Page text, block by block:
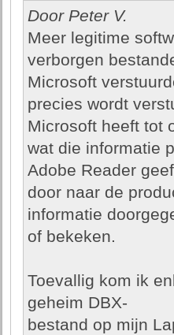
Door Peter V.
Meer legitime
verborgen
Microsoft
precies wordt
Microsoft heeft tot
wat die informatie
Adobe Reader
door naar de
informatie
of bekeken.
Toevallig kom ik
geheim DBX-
bestand op mijn